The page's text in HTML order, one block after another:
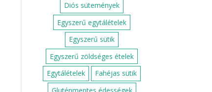
Diós sütemények
Egyszerű egytálételek
Egyszerű sütik
Egyszerű zöldséges ételek
Egytálételek
Fahéjas sütik
Gluténmentes édességek